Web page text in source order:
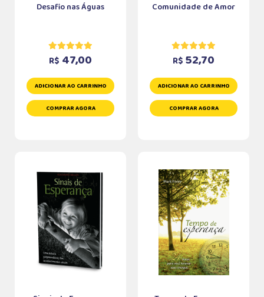
Desafio nas Águas
R$ 47,00
ADICIONAR AO CARRINHO
COMPRAR AGORA
Comunidade de Amor
R$ 52,70
ADICIONAR AO CARRINHO
COMPRAR AGORA